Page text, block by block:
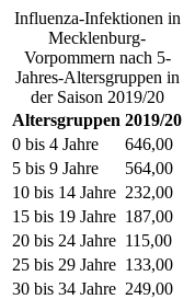
Influenza-Infektionen in
Mecklenburg-
Vorpommern nach 5-
Jahres-Altersgruppen in
der Saison 2019/20
Altersgruppen 2019/20
0 bis 4 Jahre
646,00
5 bis 9 Jahre
564,00
10 bis 14 Jahre 232,00
15 bis 19 Jahre 187,00
20 bis 24 Jahre 115,00
25 bis 29 Jahre 133,00
30 bis 34 Jahre 249,00